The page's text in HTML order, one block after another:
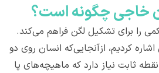
خاجی چگونه است؟
را برای تشکیل لگن فراهم می‌کند.
کردیم، ازآنجایی‌که انسان روی دو
ثابت نیاز دارد که ماهیچه‌های پا